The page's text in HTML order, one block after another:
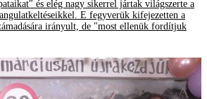
és elég nagy sikerrel jártak világszerte a
E fegyverük kifejezetten a
irányult, de "most ellenük fordítjuk